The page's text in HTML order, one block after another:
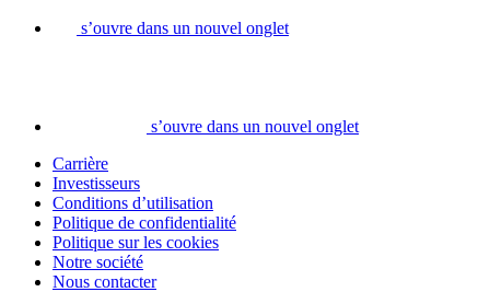
s’ouvre dans un nouvel onglet
s’ouvre dans un nouvel onglet
Carrière
Investisseurs
Conditions d’utilisation
Politique de confidentialité
Politique sur les cookies
Notre société
Nous contacter